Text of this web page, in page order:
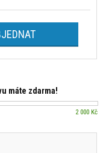
máte zdarma!
2 000 Kč